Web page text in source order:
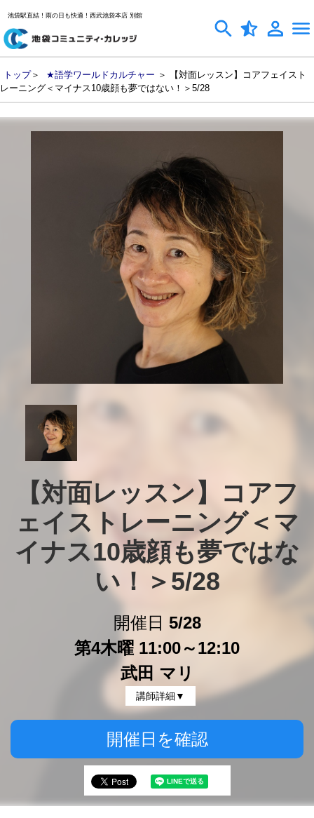
池袋駅直結！雨の日も快適！西武池袋本店 別館
トップ＞ ★語学ワールドカルチャー ＞ 【対面レッスン】コアフェイスト
レーニング＜マイナス10歳顔も夢ではない！＞5/28
【対面レッスン】コアフ
ェイストレーニング＜マ
イナス10歳顔も夢ではな
い！＞5/28
開催日 5/28
第4木曜 11:00～12:10
武田 マリ
講師詳細▼
開催日を確認